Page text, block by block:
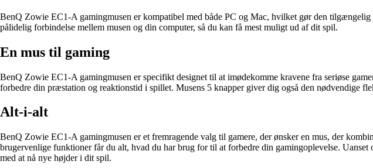
BenQ Zowie EC1-A gamingmusen er kompatibel med både PC og Mac, hvilket gør den
pålidelig forbindelse mellem musen og din computer, så du kan få mest muligt ud af dit spil.
En mus til gaming
BenQ Zowie EC1-A gamingmusen er specifikt designet til at imødekomme kravene fra seriøse
forbedre din præstation og reaktionstid i spillet. Musens 5 knapper giver dig også den nødvendige
Alt-i-alt
BenQ Zowie EC1-A gamingmusen er et fremragende valg til gamere, der ønsker en mus, der
brugervenlige funktioner får du alt, hvad du har brug for til at forbedre din gamingoplevelse.
med at nå nye højder i dit spil.